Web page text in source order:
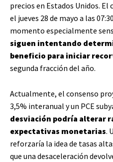
precios en Estados Unidos.
el jueves 28 de mayo a las
momento especialmente
siguen intentando
beneficio para iniciar
segunda fracción del año.
Actualmente, el consenso
3,5% interanual y un PCE
desviación podría alterar
expectativas monetarias.
reforzaría la idea de tasas
que una desaceleración